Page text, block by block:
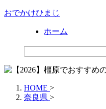
おでかけひまじ
ホーム
HOME >
奈良県 >